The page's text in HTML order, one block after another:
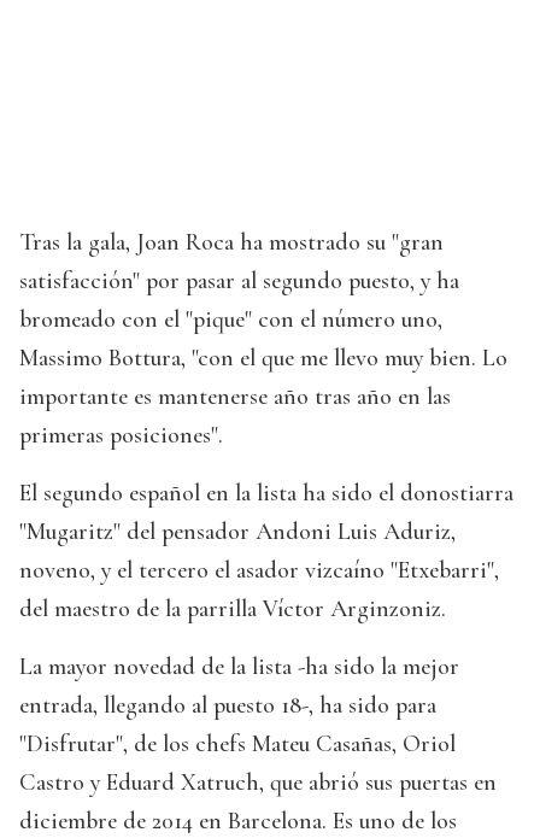
Tras la gala, Joan Roca ha mostrado su "gran
satisfacción" por pasar al segundo puesto, y ha
bromeado con el "pique" con el número uno,
Massimo Bottura, "con el que me llevo muy bien. Lo
importante es mantenerse año tras año en las
primeras posiciones".
El segundo español en la lista ha sido el donostiarra
"Mugaritz" del pensador Andoni Luis Aduriz,
noveno, y el tercero el asador vizcaíno "Etxebarri",
del maestro de la parrilla Víctor Arginzoniz.
La mayor novedad de la lista -ha sido la mejor
entrada, llegando al puesto 18-, ha sido para
"Disfrutar", de los chefs Mateu Casañas, Oriol
Castro y Eduard Xatruch, que abrió sus puertas en
diciembre de 2014 en Barcelona. Es uno de los